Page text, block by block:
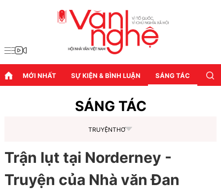
MỚI NHẤT SỰ KIỆN & BÌNH LUẬN SÁNG TÁC
SÁNG TÁC
TRUYỆNTHƠ
Trận lụt tại Norderney -
Truyện của Nhà văn Đan